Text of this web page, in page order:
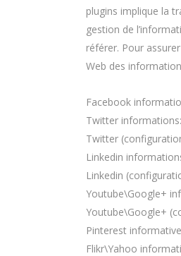
plugins implique la
gestion de
référer. Pour
Web des
Facebook
Twitter informations:
Twitter
Linkedin
Linkedin
Youtube\Google+
Youtube\Google+
Pinterest
Flikr\Yahoo